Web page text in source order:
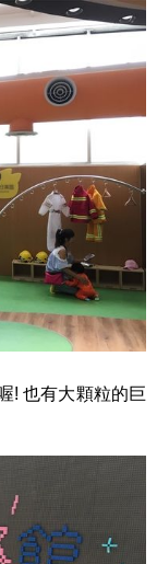
! 也有大顆粒的巨